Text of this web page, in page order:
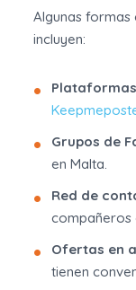
Algunas
incluyen:
Grupos de
en Malta.
Red de
compañeros
Ofertas en
tienen